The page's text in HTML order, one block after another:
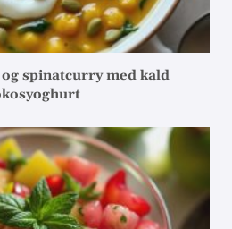
spinatcurry med kald